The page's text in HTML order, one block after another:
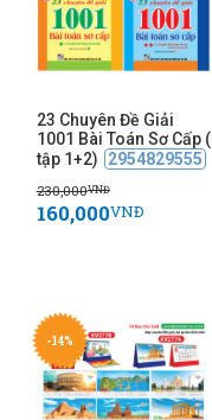
23 Chuyên Đề Giải
1001 Bài Toán Sơ Cấp (
tập 1+2)
2954829555
230,000VNĐ
160,000VNĐ
-14%